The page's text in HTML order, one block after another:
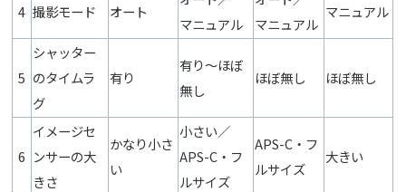
4 撮影モード オート
マニュアル
マニュアル
マニュアル
5
シャッター
のタイムラ
グ
有り
有り〜ほぼ
無し
ほぼ無し ほぼ無し
6
イメージセ
ンサーの大
きさ
かなり小さ
い
小さい／
APS-C・フ
ルサイズ
APS-C・フ
ルサイズ
大きい